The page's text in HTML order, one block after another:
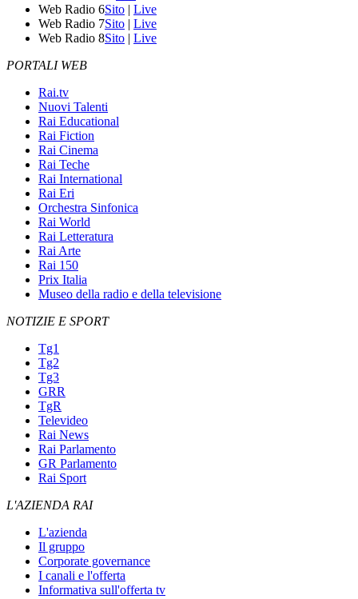
Web Radio 6Sito | Live
Web Radio 7Sito | Live
Web Radio 8Sito | Live
PORTALI WEB
Rai.tv
Nuovi Talenti
Rai Educational
Rai Fiction
Rai Cinema
Rai Teche
Rai International
Rai Eri
Orchestra Sinfonica
Rai World
Rai Letteratura
Rai Arte
Rai 150
Prix Italia
Museo della radio e della televisione
NOTIZIE E SPORT
Tg1
Tg2
Tg3
GRR
TgR
Televideo
Rai News
Rai Parlamento
GR Parlamento
Rai Sport
L'AZIENDA RAI
L'azienda
Il gruppo
Corporate governance
I canali e l'offerta
Informativa sull'offerta tv